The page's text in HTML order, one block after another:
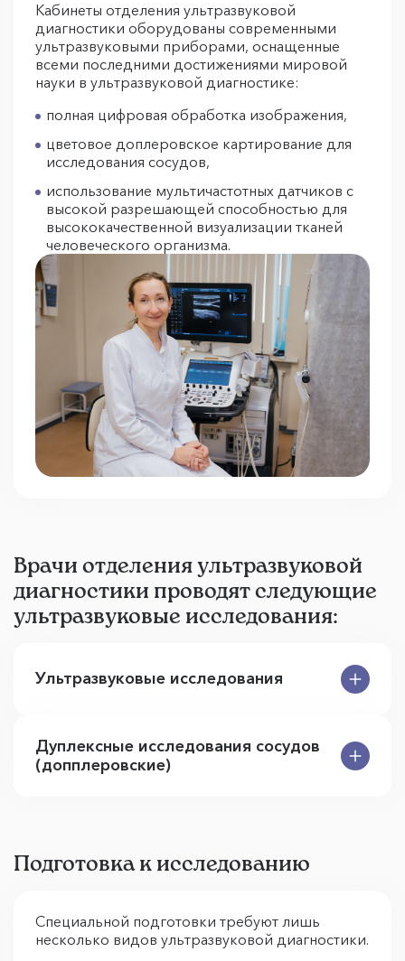
Кабинеты отделения ультразвуковой
диагностики оборудованы современными
ультразвуковыми приборами, оснащенные
всеми последними достижениями мировой
науки в ультразвуковой диагностике:
полная цифровая обработка изображения,
цветовое доплеровское картирование для
исследования сосудов,
использование мультичастотных датчиков с
высокой разрешающей способностью для
высококачественной визуализации тканей
человеческого организма.
Врачи отделения ультразвуковой
диагностики проводят следующие
ультразвуковые исследования:
Ультразвуковые исследования
Дуплексные исследования сосудов
(допплеровские)
Подготовка к исследованию
Специальной подготовки требуют лишь
несколько видов ультразвуковой диагностики.